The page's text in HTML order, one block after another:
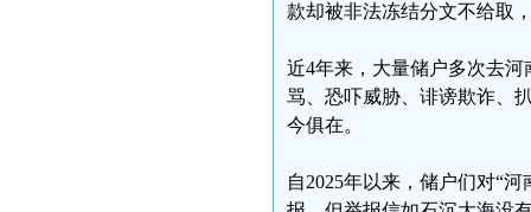
款却被非法冻结分文不给取
近4年来，大量储户多次去
骂、恐吓威胁、诽谤欺诈、
今俱在。
自2025年以来，储户们对“